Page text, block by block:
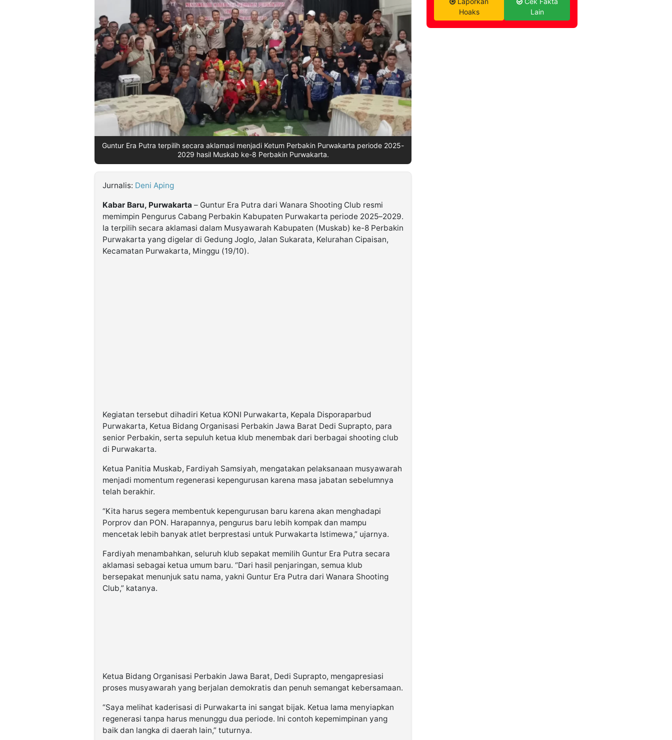
Guntur Era Putra terpilih secara aklamasi menjadi Ketum Perbakin Purwakarta periode 2025-
2029 hasil Muskab ke-8 Perbakin Purwakarta.
Jurnalis: Deni Aping
Kabar Baru, Purwakarta – Guntur Era Putra dari Wanara Shooting Club resmi
memimpin Pengurus Cabang Perbakin Kabupaten Purwakarta periode 2025–2029.
Ia terpilih secara aklamasi dalam Musyawarah Kabupaten (Muskab) ke-8 Perbakin
Purwakarta yang digelar di Gedung Joglo, Jalan Sukarata, Kelurahan Cipaisan,
Kecamatan Purwakarta, Minggu (19/10).
Kegiatan tersebut dihadiri Ketua KONI Purwakarta, Kepala Disporaparbud
Purwakarta, Ketua Bidang Organisasi Perbakin Jawa Barat Dedi Suprapto, para
senior Perbakin, serta sepuluh ketua klub menembak dari berbagai shooting club
di Purwakarta.
Ketua Panitia Muskab, Fardiyah Samsiyah, mengatakan pelaksanaan musyawarah
menjadi momentum regenerasi kepengurusan karena masa jabatan sebelumnya
telah berakhir.
“Kita harus segera membentuk kepengurusan baru karena akan menghadapi
Porprov dan PON. Harapannya, pengurus baru lebih kompak dan mampu
mencetak lebih banyak atlet berprestasi untuk Purwakarta Istimewa,” ujarnya.
Fardiyah menambahkan, seluruh klub sepakat memilih Guntur Era Putra secara
aklamasi sebagai ketua umum baru. “Dari hasil penjaringan, semua klub
bersepakat menunjuk satu nama, yakni Guntur Era Putra dari Wanara Shooting
Club,” katanya.
Ketua Bidang Organisasi Perbakin Jawa Barat, Dedi Suprapto, mengapresiasi
proses musyawarah yang berjalan demokratis dan penuh semangat kebersamaan.
“Saya melihat kaderisasi di Purwakarta ini sangat bijak. Ketua lama menyiapkan
regenerasi tanpa harus menunggu dua periode. Ini contoh kepemimpinan yang
baik dan langka di daerah lain,” tuturnya.
Hoaks
Lain